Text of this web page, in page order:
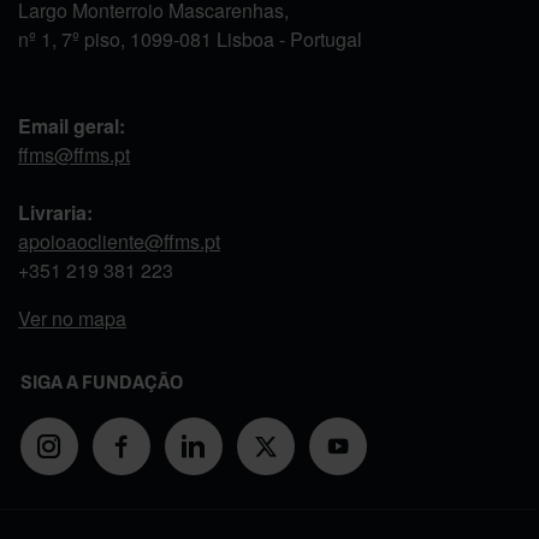
Largo Monterroio Mascarenhas,
nº 1, 7º piso, 1099-081 Lisboa - Portugal
Email geral:
ffms@ffms.pt
Livraria:
apoioaocliente@ffms.pt
+351 219 381 223
Ver no mapa
SIGA A FUNDAÇÃO